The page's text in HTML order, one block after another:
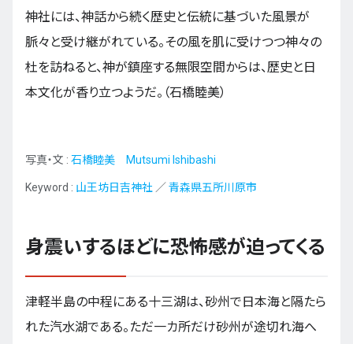
神社には、神話から続く歴史と伝統に基づいた風景が
脈々と受け継がれている。その風を肌に受けつつ神々の
杜を訪ねると、神が鎮座する無限空間からは、歴史と日
本文化が香り立つようだ。（石橋睦美）
写真・文 : 石橋睦美 Mutsumi Ishibashi
Keyword : 山王坊日吉神社 ／ 青森県五所川原市
身震いするほどに恐怖感が迫ってくる
津軽半島の中程にある十三湖は、砂州で日本海と隔たら
れた汽水湖である。ただ一カ所だけ砂州が途切れ海へ